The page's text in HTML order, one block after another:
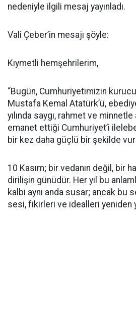
nedeniyle ilgili mesaj yayınladı.
Vali Çeber’in mesajı şöyle:
Kıymetli hemşehrilerim,
“Bugün, Cumhuriyetimizin
Mustafa Kemal Atatürk’ü,
yılında saygı, rahmet ve
emanet ettiği Cumhuriyet’i
bir kez daha güçlü bir şekilde
10 Kasım; bir vedanın değil, bir
dirilişin günüdür. Her yıl bu
kalbi aynı anda susar; ancak bu
sesi, fikirleri ve idealleri yeniden